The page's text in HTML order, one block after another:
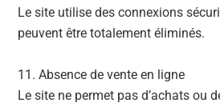
Le site utilise des connexions
peuvent être totalement éliminés.
11. Absence de vente en ligne
Le site ne permet pas d’achats ou